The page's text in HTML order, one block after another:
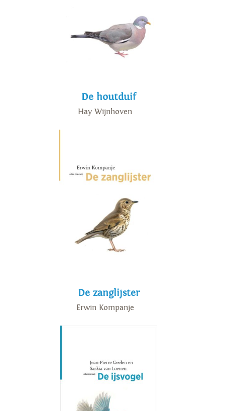
De houtduif
Hay Wijnhoven
De zanglijster
Erwin Kompanje